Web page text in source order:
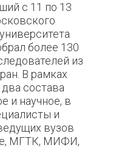
с 11 по 13
более 130
из
В рамках
состава
и научное, в
и
вузов
МГТК, МИФИ,